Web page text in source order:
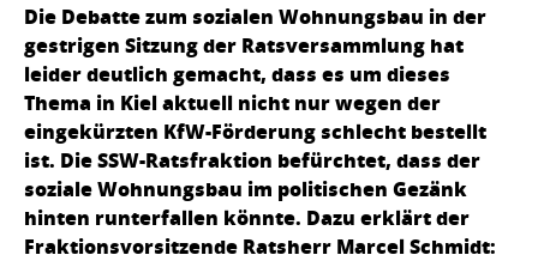
Die Debatte zum sozialen Wohnungsbau in der
gestrigen Sitzung der Ratsversammlung hat
leider deutlich gemacht, dass es um dieses
Thema in Kiel aktuell nicht nur wegen der
eingekürzten KfW-Förderung schlecht bestellt
ist. Die SSW-Ratsfraktion befürchtet, dass der
soziale Wohnungsbau im politischen Gezänk
hinten runterfallen könnte. Dazu erklärt der
Fraktionsvorsitzende Ratsherr Marcel Schmidt: